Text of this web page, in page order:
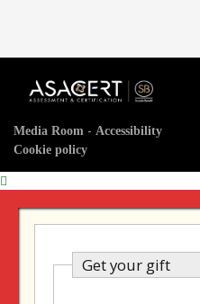
Media Room - Accessibility
Cookie policy
Get your gift